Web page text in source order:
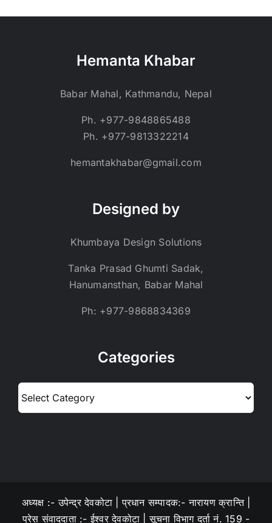
Hemanta Khabar
Babar Mahal, Kathmandu, Nepal
Ph. +977-9848865488
Ph. +977-9813322214
hemantakhabar@gmail.com
Designed by
Khumbaya Design Solutions
Tanka Prasad Ghumti Sadak,
Hanumansthan, Babar Mahal
Ph: +977-9868834369
Categories
Categories
अध्यक्ष :- उपेन्द्र देवकोटा | प्रधान सम्पादक:- नारायण क्रान्ति |
प्रेस संवाददाता :- ईश्वर देवकोटा | सूचना विभाग दर्ता नं. 159 -